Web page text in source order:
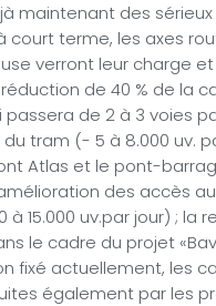
maintenant des
à court terme, les axes
verront leur charge
de 40 % de la
passera de 2 à 3 voies
du tram (- 5 à 8.000 uv.
Atlas et le pont-
des accès
à 15.000 uv.par jour) ;
le cadre du projet
fixé actuellement, les
également par les